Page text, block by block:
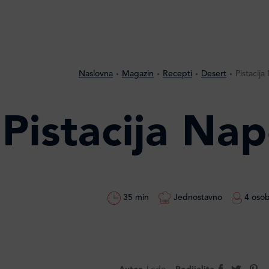
Naslovna Magazin Recepti Desert Pistacija
Pistacija
35 min Jednostavno 4